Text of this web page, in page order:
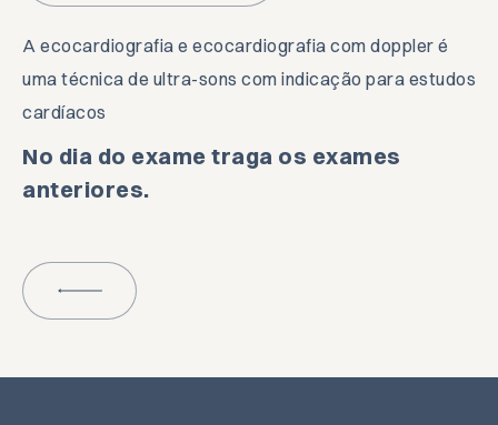
Portal CRB
INFORMAÇÕES ÚTEIS
CONDIÇÕES LEGAIS
A ecocardiografia e ecocardiografia com doppler é
uma técnica de ultra-sons com indicação para estudos
cardíacos
No dia do exame traga os exames
anteriores.